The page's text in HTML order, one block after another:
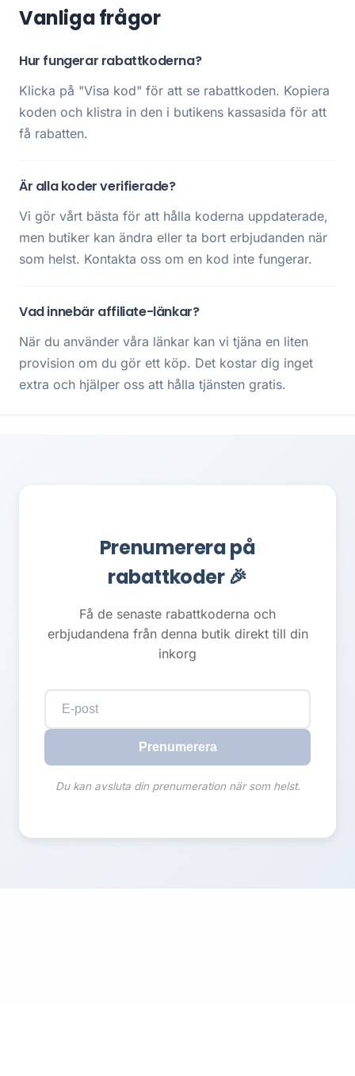
Vanliga frågor
Hur fungerar rabattkoderna?
Klicka på "Visa kod" för att se rabattkoden. Kopiera
koden och klistra in den i butikens kassasida för att
få rabatten.
Är alla koder verifierade?
Vi gör vårt bästa för att hålla koderna uppdaterade,
men butiker kan ändra eller ta bort erbjudanden när
som helst. Kontakta oss om en kod inte fungerar.
Vad innebär affiliate-länkar?
När du använder våra länkar kan vi tjäna en liten
provision om du gör ett köp. Det kostar dig inget
extra och hjälper oss att hålla tjänsten gratis.
Prenumerera på
rabattkoder 🎉
Få de senaste rabattkoderna och
erbjudandena från denna butik direkt till din
inkorg
Prenumerera
Du kan avsluta din prenumeration när som helst.